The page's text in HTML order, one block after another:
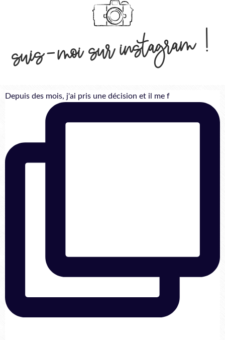
suis-moi sur instagram !
Depuis des mois, j'ai pris une décision et il me f